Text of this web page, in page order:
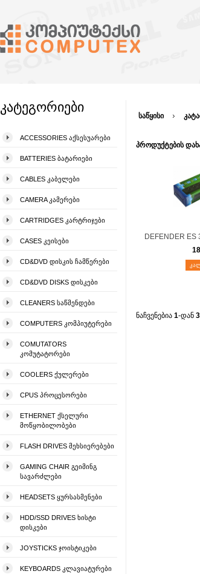
კატეგორიები
ACCESSORIES ᲐᲥᲡᲔᲡᲣᲐᲠᲔᲑᲘ
BATTERIES ᲑᲐᲢᲐᲠᲘᲔᲑᲘ
CABLES ᲙᲐᲑᲔᲚᲔᲑᲘ
CAMERA ᲙᲐᲛᲔᲠᲔᲑᲘ
CARTRIDGES ᲙᲐᲠᲢᲠᲘᲯᲔᲑᲘ
CASES ᲙᲔᲘᲡᲔᲑᲘ
CD&DVD ᲓᲘᲡᲙᲘᲡ ᲩᲐᲛᲬᲔᲠᲔᲑᲘ
CD&DVD DISKS ᲓᲘᲡᲙᲔᲑᲘ
CLEANERS ᲡᲐᲬᲛᲔᲜᲓᲔᲑᲘ
COMPUTERS ᲙᲝᲛᲞᲘᲣᲢᲔᲠᲔᲑᲘ
COMUTATORS
ᲙᲝᲛᲣᲢᲐᲢᲝᲠᲔᲑᲘ
COOLERS ᲥᲣᲚᲔᲠᲔᲑᲘ
CPUS ᲞᲠᲝᲪᲔᲡᲝᲠᲔᲑᲘ
ETHERNET ᲥᲡᲔᲚᲣᲠᲘ
ᲛᲝᲬᲧᲝᲑᲘᲚᲝᲑᲔᲑᲘ
FLASH DRIVES ᲛᲔᲮᲡᲘᲔᲠᲔᲑᲔᲑᲘ
GAMING CHAIR ᲒᲔᲘᲛᲘᲜᲒ
ᲡᲐᲕᲐᲠᲫᲚᲔᲑᲘ
HEADSETS ᲧᲣᲠᲡᲐᲡᲛᲔᲜᲔᲑᲘ
HDD/SSD DRIVES ᲮᲘᲡᲢᲘ
ᲓᲘᲡᲙᲔᲑᲘ
JOYSTICKS ᲯᲝᲘᲡᲢᲘᲙᲔᲑᲘ
KEYBOARDS ᲙᲚᲐᲕᲘᲐᲢᲣᲠᲔᲑᲘ
საწყისი
პროდუქტების
DEFENDER ES
ნაჩვენებია 1-დან 3